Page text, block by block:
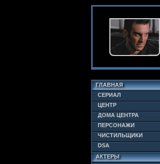
ГЛАВНАЯ
СЕРИАЛ
ЦЕНТР
ДОМА ЦЕНТРА
ПЕРСОНАЖИ
ЧИСТИЛЬЩИКИ
DSA
АКТЕРЫ